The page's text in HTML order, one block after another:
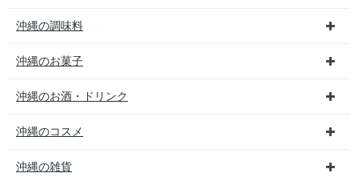
沖縄の調味料
沖縄のお菓子
沖縄のお酒・ドリンク
沖縄のコスメ
沖縄の雑貨